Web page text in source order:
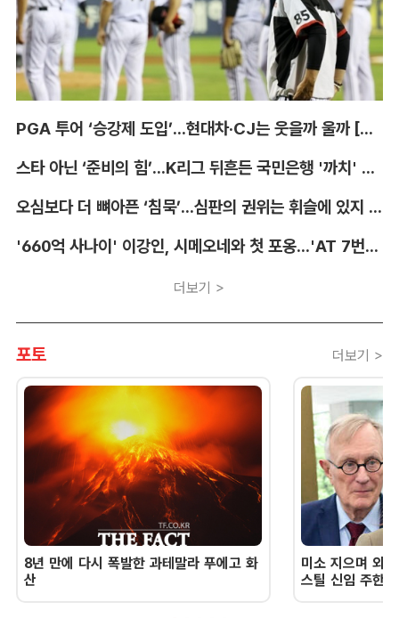
PGA 투어 ‘승강제 도입’...현대차·CJ는 웃을까 울까 [박호윤의 IN&OUT]
스타 아닌 ‘준비의 힘’...K리그 뒤흔든 국민은행 '까치' 사단 [이영규의 비욘더매치]
오심보다 더 뼈아픈 ‘침묵’...심판의 권위는 휘슬에 있지 않다 [박순규의 창]
'660억 사나이' 이강인, 시메오네와 첫 포옹...'AT 7번' 데뷔 초읽기
더보기 >
포토 더보기 >
8년 만에 다시 폭발한 과테말라 푸에고 화
산
미소 지으며 외
스틸 신임 주한